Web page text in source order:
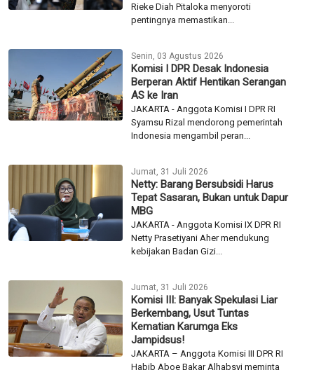
Rieke Diah Pitaloka menyoroti
pentingnya memastikan...
Senin, 03 Agustus 2026
Komisi I DPR Desak Indonesia
Berperan Aktif Hentikan Serangan
AS ke Iran
JAKARTA - Anggota Komisi I DPR RI
Syamsu Rizal mendorong pemerintah
Indonesia mengambil peran...
Jumat, 31 Juli 2026
Netty: Barang Bersubsidi Harus
Tepat Sasaran, Bukan untuk Dapur
MBG
JAKARTA - Anggota Komisi IX DPR RI
Netty Prasetiyani Aher mendukung
kebijakan Badan Gizi...
Jumat, 31 Juli 2026
Komisi III: Banyak Spekulasi Liar
Berkembang, Usut Tuntas
Kematian Karumga Eks
Jampidsus!
JAKARTA – Anggota Komisi III DPR RI
Habib Aboe Bakar Alhabsyi meminta